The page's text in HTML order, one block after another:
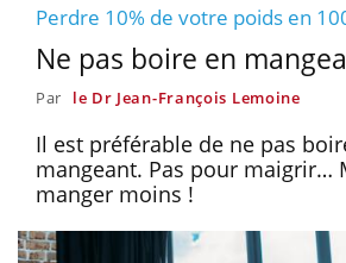
Perdre 10% de votre poids en
Ne pas boire en
Par le Dr Jean-François Lemoine
Il est préférable de ne pas
mangeant. Pas pour maigrir…
manger moins !